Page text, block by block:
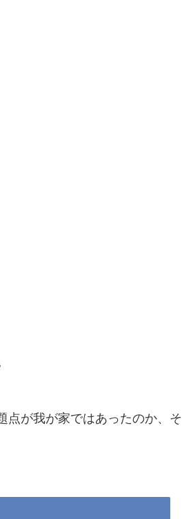
点が我が家ではあったのか、そ